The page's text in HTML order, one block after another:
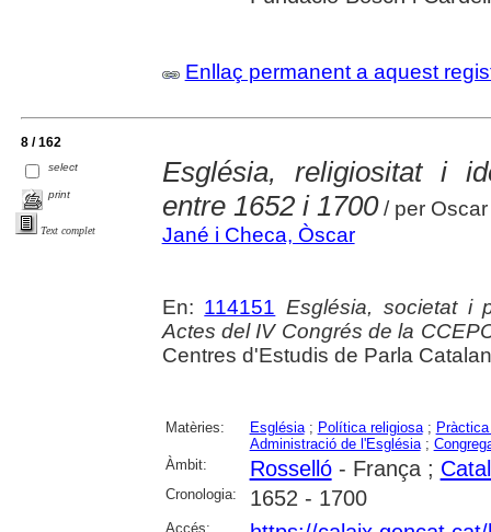
Enllaç permanent a aquest
8 / 162
select
print
Text complet
Església, religiositat i
entre 1652 i 1700/ per
Jané i Checa, Òscar
En: 114151 Església, societat i
Actes del IV Congrés de la
Centres d'Estudis de Parla
Matèries: Església; Política religiosa;
Administració de l'Església;
Àmbit:
Rosselló- França ;
Cronologia: 1652 - 1700
Accés: